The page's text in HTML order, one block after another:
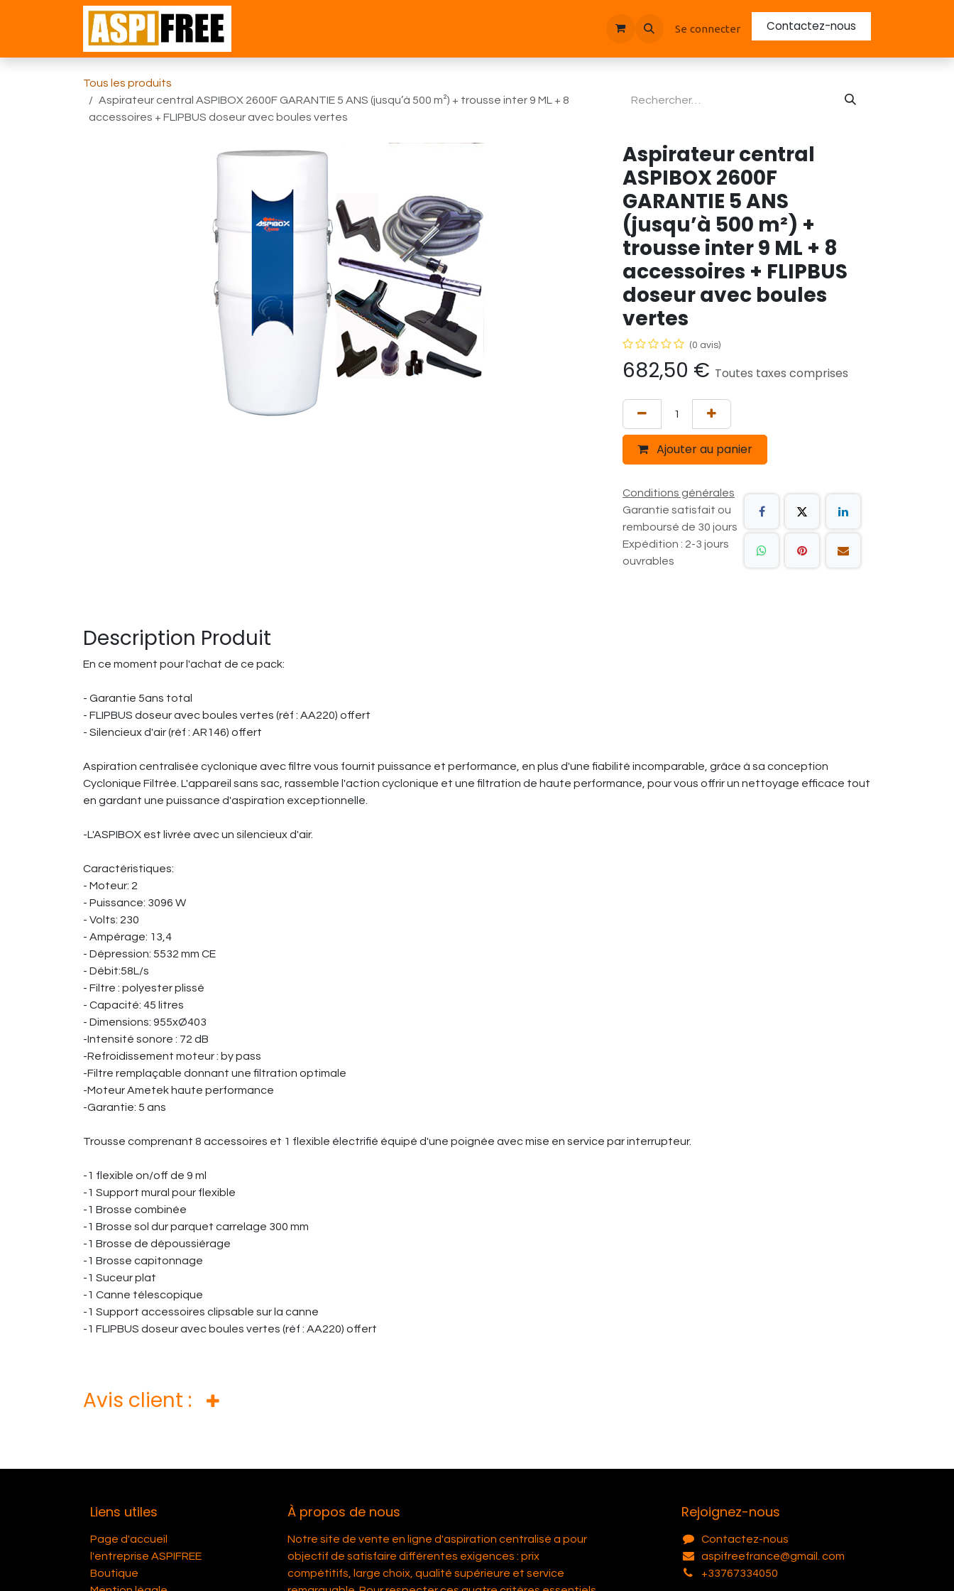
Se rendre au contenu
Se connecter Contactez-nous
Tous les produits
Aspirateur central ASPIBOX 2600F GARANTIE 5 ANS (jusqu’à 500 m²) + trousse inter 9 ML + 8
accessoires + FLIPBUS doseur avec boules vertes
Aspirateur central
ASPIBOX 2600F
GARANTIE 5 ANS
(jusqu’à 500 m²) +
trousse inter 9 ML + 8
accessoires + FLIPBUS
doseur avec boules
vertes
(0 avis)
682,50 € Toutes taxes comprises
Ajouter au panier
Conditions générales
Garantie satisfait ou
remboursé de 30 jours
Expédition : 2-3 jours
ouvrables
Description Produit
En ce moment pour l'achat de ce pack:
- Garantie 5ans total
- FLIPBUS doseur avec boules vertes (réf : AA220) offert
- Silencieux d'air (réf : AR146) offert
Aspiration centralisée cyclonique avec filtre vous fournit puissance et performance, en plus d'une fiabilité incomparable, grâce à sa conception
Cyclonique Filtrée. L'appareil sans sac, rassemble l'action cyclonique et une filtration de haute performance, pour vous offrir un nettoyage efficace tout
en gardant une puissance d'aspiration exceptionnelle.
-L'ASPIBOX est livrée avec un silencieux d'air.
Caractéristiques:
- Moteur: 2
- Puissance: 3096 W
- Volts: 230
- Ampérage: 13,4
- Dépression: 5532 mm CE
- Débit:58L/s
- Filtre : polyester plissé
- Capacité: 45 litres
- Dimensions: 955xØ403
-Intensité sonore : 72 dB
-Refroidissement moteur : by pass
-Filtre remplaçable donnant une filtration optimale
-Moteur Ametek haute performance
-Garantie: 5 ans
Trousse comprenant 8 accessoires et 1 flexible électrifié équipé d'une poignée avec mise en service par interrupteur.
-1 flexible on/off de 9 ml
-1 Support mural pour flexible
-1 Brosse combinée
-1 Brosse sol dur parquet carrelage 300 mm
-1 Brosse de dépoussiérage
-1 Brosse capitonnage
-1 Suceur plat
-1 Canne télescopique
-1 Support accessoires clipsable sur la canne
-1 FLIPBUS doseur avec boules vertes (réf : AA220) offert
Avis client :
Liens utiles
Page d'accueil
l'entreprise ASPIFREE
Boutique
Rejoignez-nous
Contactez-nous
aspifreefrance@gmail. com
+33767334050
À propos de nous
Notre site de vente en ligne d'aspiration centralisé a pour
objectif de satisfaire différentes exigences : prix
compétitifs, large choix, qualité supérieure et service